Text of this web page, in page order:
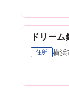
ドリー
住所 横浜